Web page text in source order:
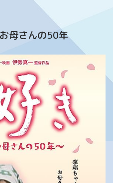
母さんの50年